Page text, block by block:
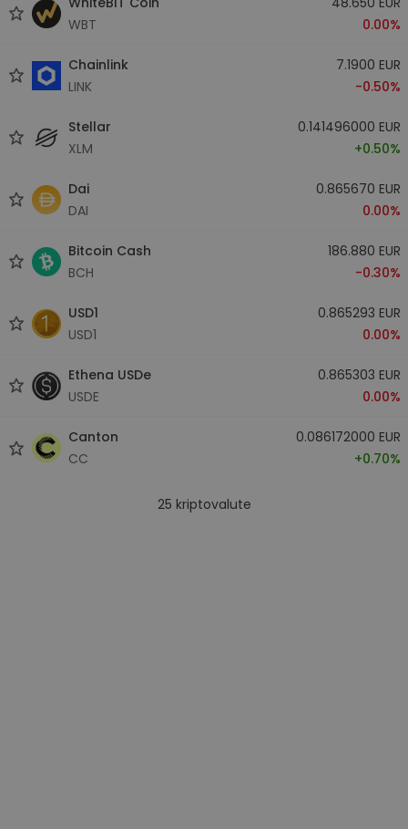
WBT
0.00%
Chainlink
LINK
7.1900 EUR
-0.50%
Stellar
XLM
0.141496000 EUR
+0.50%
Dai
DAI
0.865670 EUR
0.00%
Bitcoin Cash
BCH
186.880 EUR
-0.30%
USD1
USD1
0.865293 EUR
0.00%
Ethena USDe
USDE
0.865303 EUR
0.00%
Canton
CC
0.086172000 EUR
+0.70%
25 kriptovalute